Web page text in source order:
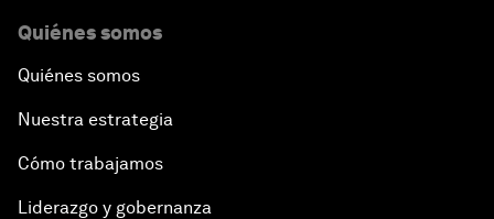
Quiénes somos
Quiénes somos
Nuestra estrategia
Cómo trabajamos
Liderazgo y gobernanza